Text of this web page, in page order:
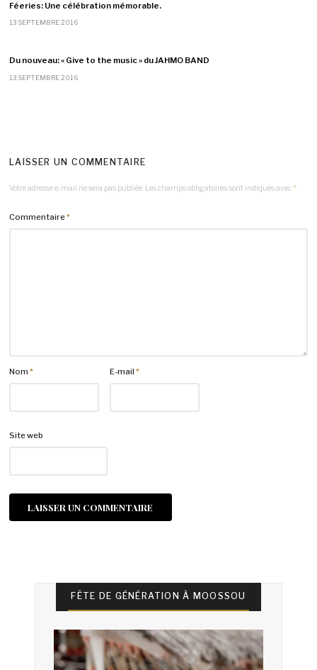
Féeries: Une célébration mémorable.
13 SEPTEMBRE 2016
Du nouveau: « Give to the music » du JAHMO BAND
13 SEPTEMBRE 2016
LAISSER UN COMMENTAIRE
Votre adresse e-mail ne sera pas publiée. Les champs obligatoires sont indiqués avec *
Commentaire*
Nom* E-mail*
Site web
FÊTE DE GÉNÉRATION À MOOSSOU